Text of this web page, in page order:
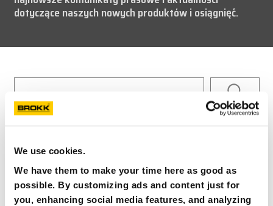
We use cookies.
We have them to make your time here as good as
possible. By customizing ads and content just for
you, enhancing social media features, and analyzing
PRASA
KARIERA
MY BROKK
SZUKAJ
dotyczące naszych nowych produktów i osiągnięć.
21 MAY 2023 NAJBLIŻSZE WYDARZENIA:
BROKK W CUATRO TORRES W MADRYCIEDEMCON,